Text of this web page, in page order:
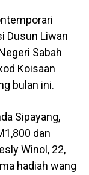
Dusun Liwan
Sabah
Koisaan
bulan ini.
Sipayang,
dan
Winol, 22,
hadiah wang